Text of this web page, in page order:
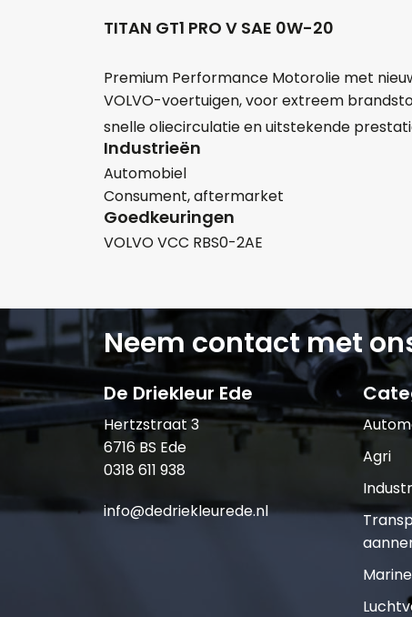
TITAN GT1 PRO V SAE 0W-20
Premium Performance Motorolie met
VOLVO-voertuigen, voor extreem
snelle oliecirculatie en uitstekende
Industrieën
Automobiel
Consument, aftermarket
Goedkeuringen
VOLVO VCC RBS0-2AE
Neem contact met
De Driekleur Ede
Hertzstraat 3
6716 BS Ede
0318 611 938
info@dedriekleurede.nl
Agri
Marine